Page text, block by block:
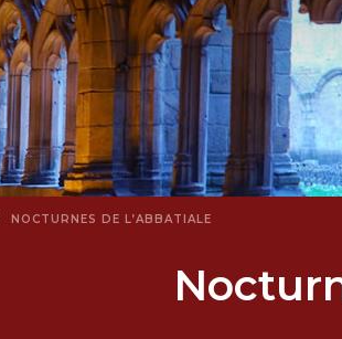
NOCTURNES DE L’ABBATIALE